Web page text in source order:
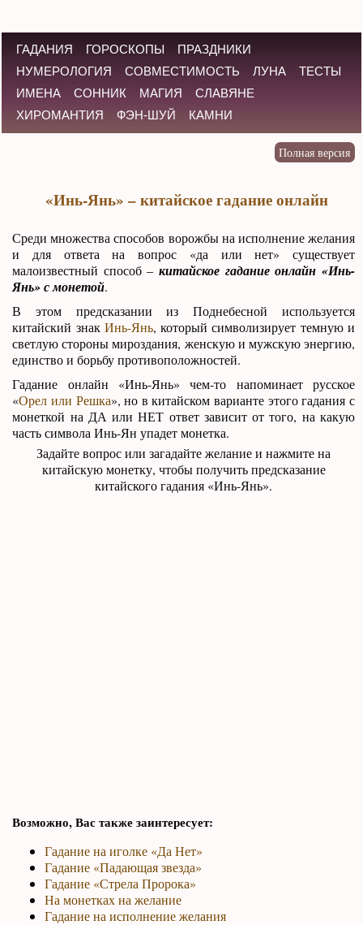
ГАДАНИЯ ГОРОСКОПЫ
ПРАЗДНИКИ
НУМЕРОЛОГИЯ
СОВМЕСТИМОСТЬ ЛУНА
ТЕСТЫ
ИМЕНА
СОННИК МАГИЯ
СЛАВЯНЕ
ХИРОМАНТИЯ
ФЭН-ШУЙ КАМНИ
«Инь-Янь» – китайское гадание онлайн
Среди множества способов ворожбы на исполнение желания
и для ответа на вопрос «да или нет» существует
малоизвестный способ –китайское гадание онлайн «Инь-
Янь» с монетой.
В этом предсказании из Поднебесной используется
китайский знак Инь-Янь, который символизирует темную и
светлую стороны мироздания, женскую и мужскую энергию,
единство и борьбу противоположностей.
Гадание онлайн «Инь-Янь» чем-то напоминает русское
«Орел или Решка», но в китайском варианте этого гадания с
монеткой на ДА или НЕТ ответ зависит от того, на какую
часть символа Инь-Ян упадет монетка.
Задайте вопрос или загадайте желание и нажмите на
китайскую монетку, чтобы получить предсказание
китайского гадания «Инь-Янь».
Возможно, Вас также заинтересует:
Гадание на иголке «Да Нет»
Гадание «Падающая звезда»
Гадание «Стрела Пророка»
На монетках на желание
Гадание на исполнение желания